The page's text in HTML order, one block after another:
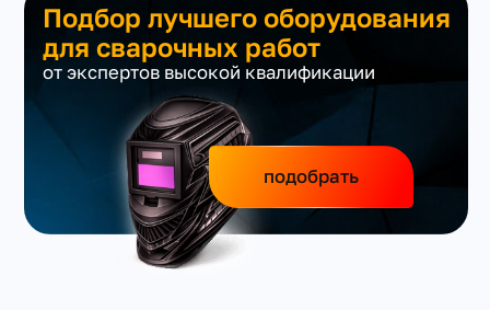
Подбор лучшего оборудования
для сварочных работ
от экспертов высокой квалификации
подобрать